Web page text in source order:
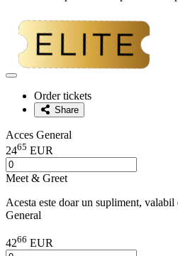
Adaugă
favoriteOrder tickets
Share
Acces General
2465 EUR
Meet & Greet
Acesta este doar un supliment,
General
4266 EUR